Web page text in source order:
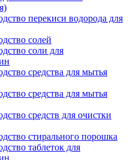
перекиси водорода для
солей
соли для
средства для мытья
средства для мытья
средств для очистки
стирального порошка
таблеток для